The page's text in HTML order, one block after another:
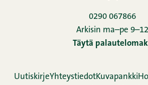
0290 067866
Arkisin ma–pe 9–12
Täytä
UutiskirjeYhteystiedotKuvapankki